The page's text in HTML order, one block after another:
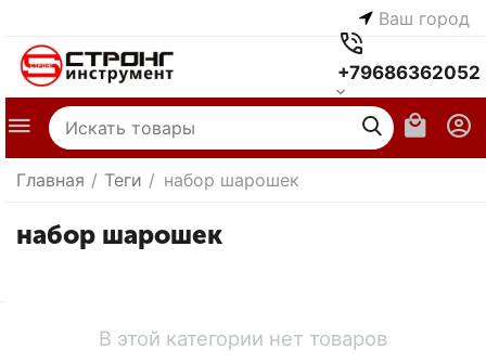
Ваш город
+79686362052
Главная / Теги / набор шарошек
набор шарошек
В этой категории нет товаров